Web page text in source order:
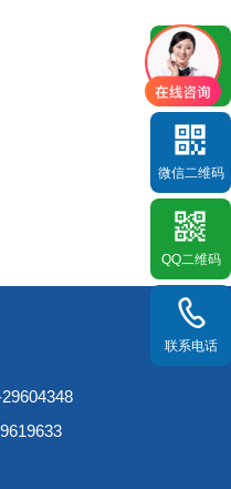
QQ咨询
微信二维码
QQ二维码
联系电话